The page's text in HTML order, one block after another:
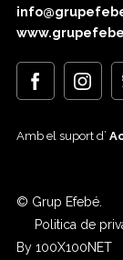
Amb el suport d’
© Grup Efebé.
Politica de
By 100X100NET